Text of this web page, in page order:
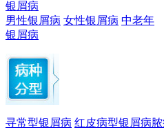
银屑病
男性银屑病 女性银屑病 中老年
银屑病
寻常型银屑病 红皮病型银屑病